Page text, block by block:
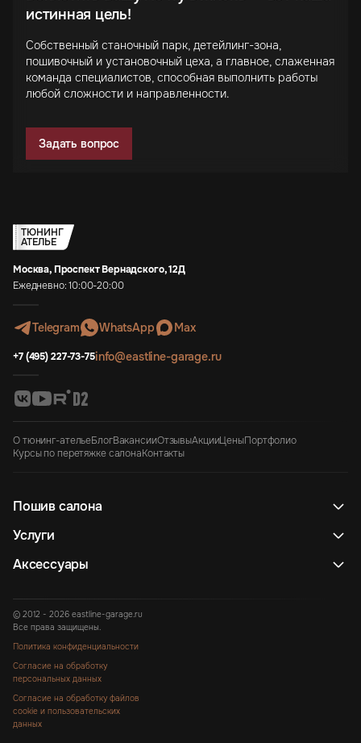
истинная цель!
Собственный станочный парк, детейлинг-зона,
пошивочный и установочный цеха, а главное, слаженная
команда специалистов, способная выполнить работы
любой сложности и направленности.
Задать вопрос
ТЮНИНГ
АТЕЛЬЕ
Москва, Проспект Вернадского, 12Д
Ежедневно: 10:00-20:00
Telegram WhatsApp Max
+7 (495) 227-73-75info@eastline-garage.ru
О тюнинг-ательеБлогВакансииОтзывыАкцииЦеныПортфолио
Курсы по перетяжке салонаКонтакты
Пошив салона
Услуги
Аксессуары
© 2012 - 2026 eastline-garage.ru
Все права защищены.
Политика конфиденциальности
Согласие на обработку
персональных данных
Согласие на обработку файлов
cookie и пользовательских
данных